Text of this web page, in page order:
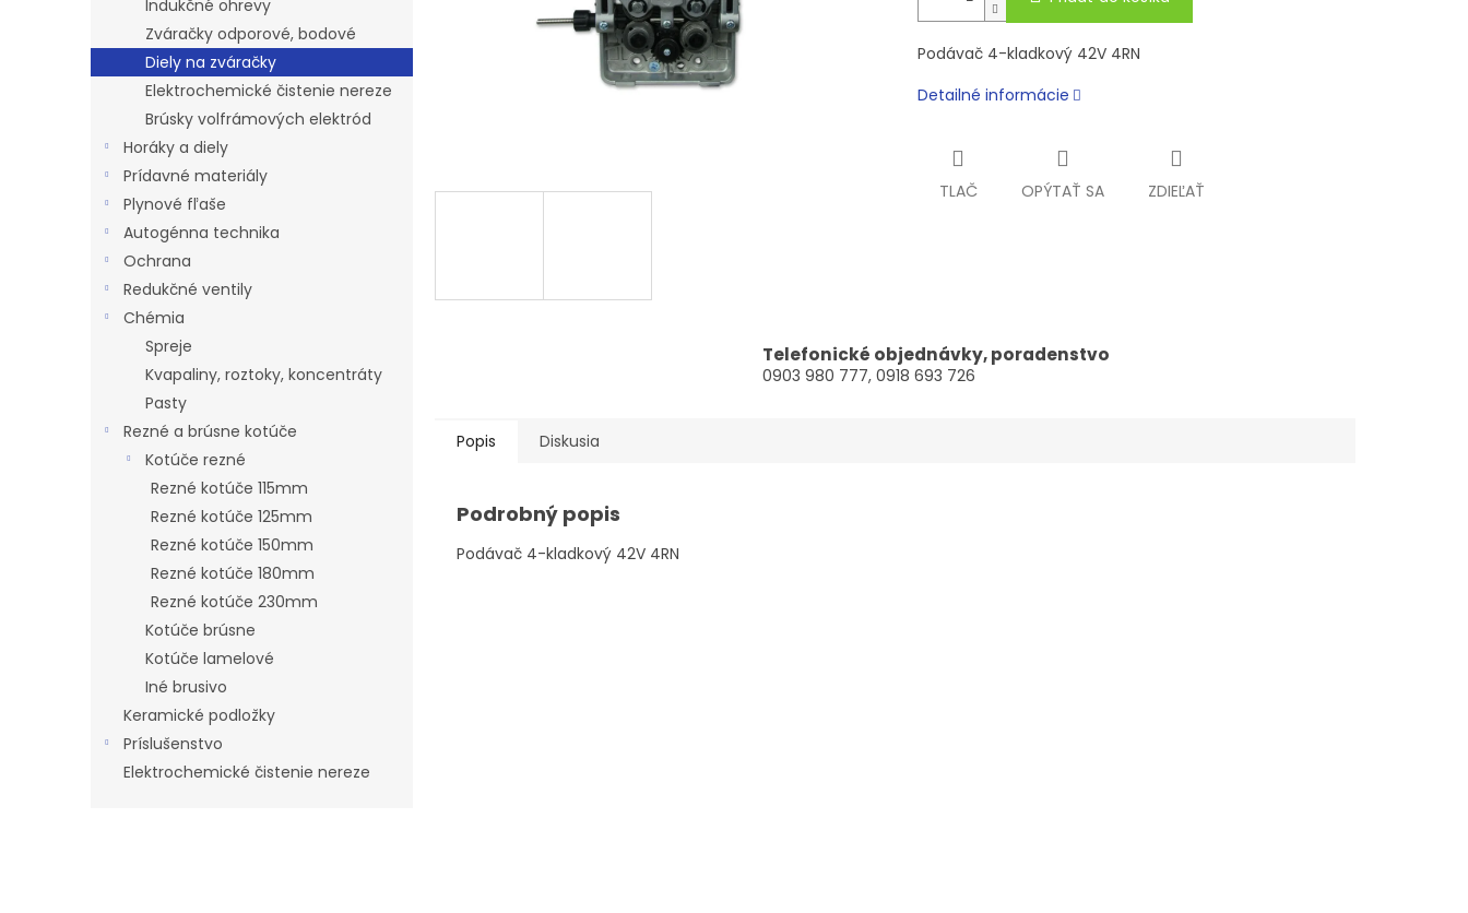
Indukčné ohrevy
Zváračky odporové, bodové
Diely na zváračky
Elektrochemické čistenie nereze
Brúsky volfrámových elektród
Horáky a diely
Prídavné materiály
Plynové fľaše
Autogénna technika
Ochrana
Redukčné ventily
Chémia
Spreje
Kvapaliny, roztoky, koncentráty
Pasty
Rezné a brúsne kotúče
Kotúče rezné
Rezné kotúče 115mm
Rezné kotúče 125mm
Rezné kotúče 150mm
Rezné kotúče 180mm
Rezné kotúče 230mm
Kotúče brúsne
Kotúče lamelové
Iné brusivo
Keramické podložky
Príslušenstvo
Elektrochemické čistenie nereze
Podávač 4-kladkový 42V 4RN
Detailné informácie
TLAČ OPÝTAŤ SA ZDIEĽAŤ
Telefonické objednávky, poradenstvo
0903 980 777, 0918 693 726
Popis Diskusia
Podrobný popis
Podávač 4-kladkový 42V 4RN